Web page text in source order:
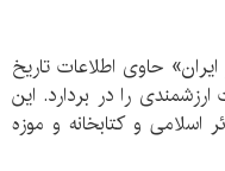
حاوی اطلاعات تاریخ
را در بردارد. این
و کتابخانه و موزه